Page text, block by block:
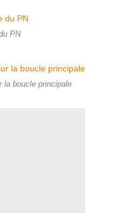
PN
la boucle principale